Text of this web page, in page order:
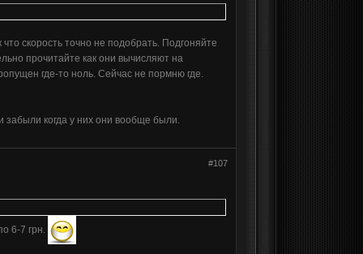
скорость точно не подобрать. Подгоняйте
прочитайте как они вычисляют на
где-то ноль. Сейчас не пормню где.
забыли когда у них они вообще были.
#107
6-7 грн.